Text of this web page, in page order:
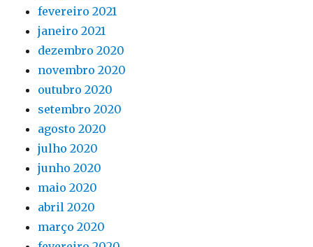
fevereiro 2021
janeiro 2021
dezembro 2020
novembro 2020
outubro 2020
setembro 2020
agosto 2020
julho 2020
junho 2020
maio 2020
abril 2020
março 2020